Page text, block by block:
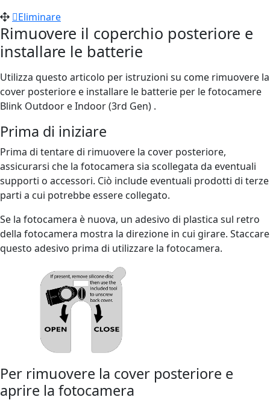
Eliminare
Rimuovere il coperchio posteriore e
installare le batterie
Utilizza questo articolo per istruzioni su come rimuovere la
cover posteriore e installare le batterie per le fotocamere
Blink Outdoor e Indoor (3rd Gen) .
Prima di iniziare
Prima di tentare di rimuovere la cover posteriore,
assicurarsi che la fotocamera sia scollegata da eventuali
supporti o accessori. Ciò include eventuali prodotti di terze
parti a cui potrebbe essere collegato.
Se la fotocamera è nuova, un adesivo di plastica sul retro
della fotocamera mostra la direzione in cui girare. Staccare
questo adesivo prima di utilizzare la fotocamera.
Per rimuovere la cover posteriore e
aprire la fotocamera